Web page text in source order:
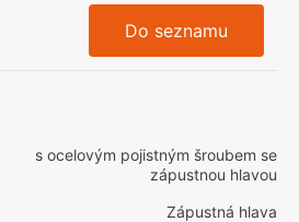
Do seznamu
s ocelovým pojistným šroubem se
zápustnou hlavou
Zápustná hlava